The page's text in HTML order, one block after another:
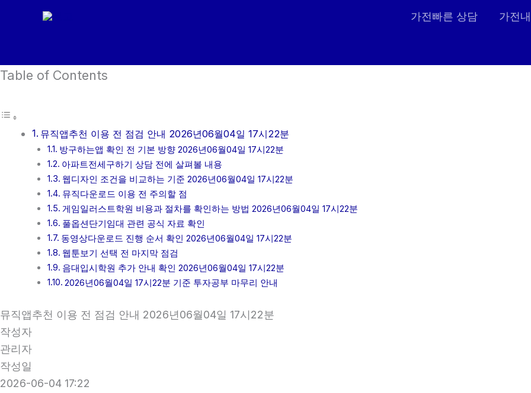
건
뛰
가전빠른 상담 가전
Table of Contents
뮤직앱추천 이용 전 점검 안내 2026년06월04일 17시22분
방구하는앱 확인 전 기본 방향 2026년06월04일 17시22분
아파트전세구하기 상담 전에 살펴볼 내용
웹디자인 조건을 비교하는 기준 2026년06월04일 17시22분
뮤직다운로드 이용 전 주의할 점
게임일러스트학원 비용과 절차를 확인하는 방법 2026년06월04일 17시22분
풀옵션단기임대 관련 공식 자료 확인
동영상다운로드 진행 순서 확인 2026년06월04일 17시22분
웹툰보기 선택 전 마지막 점검
음대입시학원 추가 안내 확인 2026년06월04일 17시22분
2026년06월04일 17시22분 기준 투자공부 마무리 안내
뮤직앱추천 이용 전 점검 안내 2026년06월04일 17시22분
작성자
관리자
작성일
2026-06-04 17:22